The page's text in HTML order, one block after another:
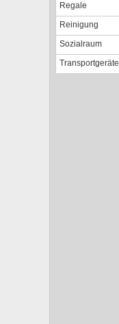
Regale
Reinigung
Sozialraum
Transportgeräte